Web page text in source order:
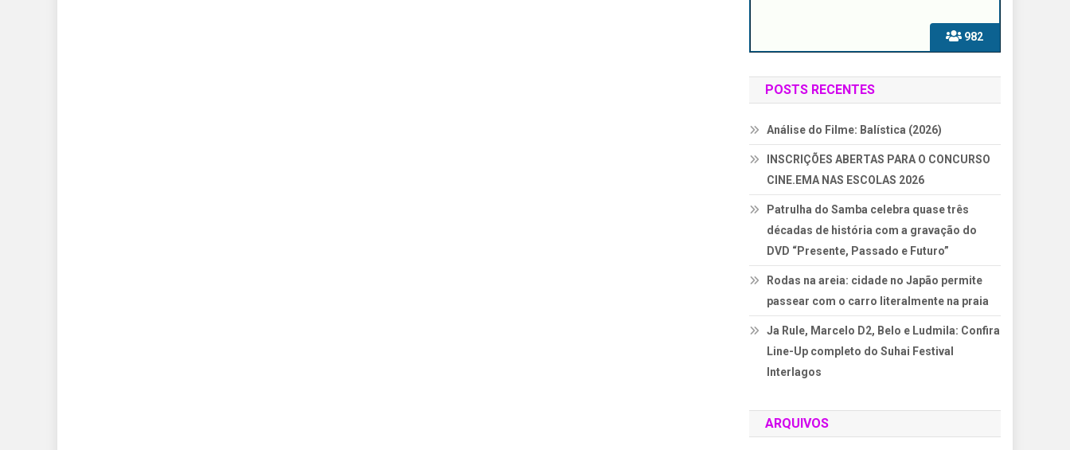
982
POSTS RECENTES
Análise do Filme: Balística (2026)
INSCRIÇÕES ABERTAS PARA O CONCURSO
CINE.EMA NAS ESCOLAS 2026
Patrulha do Samba celebra quase três
décadas de história com a gravação do
DVD “Presente, Passado e Futuro”
Rodas na areia: cidade no Japão permite
passear com o carro literalmente na praia
Ja Rule, Marcelo D2, Belo e Ludmila: Confira
Line-Up completo do Suhai Festival
Interlagos
ARQUIVOS